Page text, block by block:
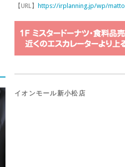
【URL】
https://irplanning.jp/wp/matto
イオンモール新小松店